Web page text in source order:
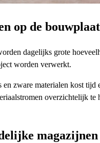
op de
dagelijks grote
worden verwerkt.
en zware materialen kost
overzichtelijk
magazijnen